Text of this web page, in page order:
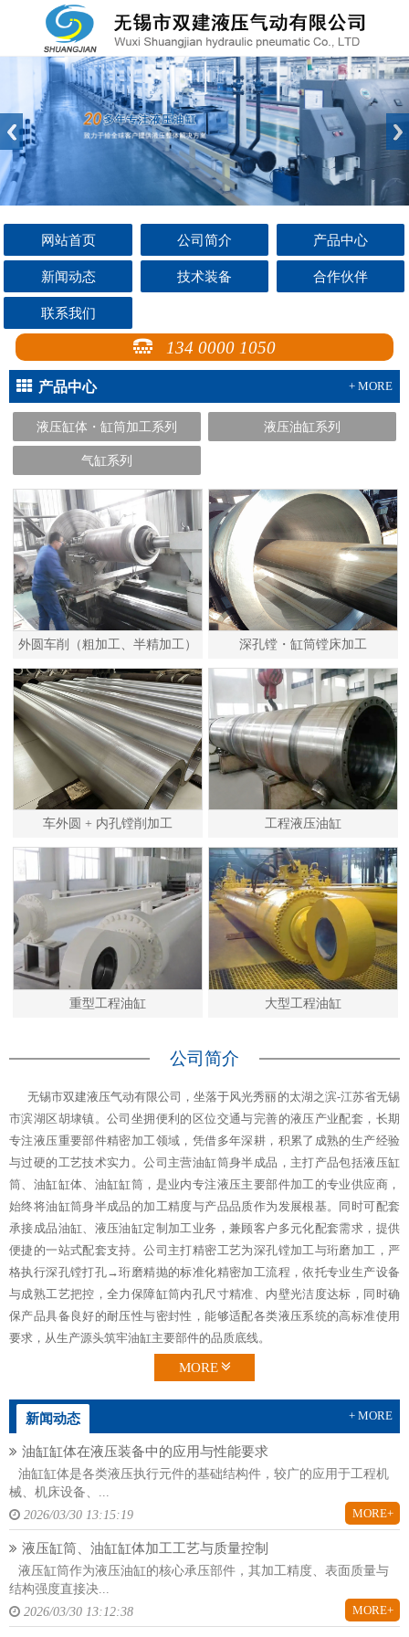
网站首页 公司简介 产品中心
新闻动态 技术装备 合作伙伴
联系我们
134 0000 1050
产品中心 + MORE
液压缸体・缸筒加工系列 液压油缸系列
气缸系列
外圆车削（粗加工、半精加工） 深孔镗・缸筒镗床加工
车外圆 + 内孔镗削加工 工程液压油缸
重型工程油缸 大型工程油缸
公司简介
无锡市双建液压气动有限公司，坐落于风光秀丽的太湖之滨-江苏省无锡
市滨湖区胡埭镇。公司坐拥便利的区位交通与完善的液压产业配套，长期
专注液压重要部件精密加工领域，凭借多年深耕，积累了成熟的生产经验
与过硬的工艺技术实力。公司主营油缸筒身半成品，主打产品包括液压缸
筒、油缸缸体、油缸缸筒，是业内专注液压主要部件加工的专业供应商，
始终将油缸筒身半成品的加工精度与产品品质作为发展根基。同时可配套
承接成品油缸、液压油缸定制加工业务，兼顾客户多元化配套需求，提供
便捷的一站式配套支持。公司主打精密工艺为深孔镗加工与珩磨加工，严
格执行深孔镗打孔→珩磨精抛的标准化精密加工流程，依托专业生产设备
与成熟工艺把控，全力保障缸筒内孔尺寸精准、内壁光洁度达标，同时确
保产品具备良好的耐压性与密封性，能够适配各类液压系统的高标准使用
要求，从生产源头筑牢油缸主要部件的品质底线。
MORE
新闻动态 + MORE
油缸缸体在液压装备中的应用与性能要求
油缸缸体是各类液压执行元件的基础结构件，较广的应用于工程机
械、机床设备、...
2026/03/30 13:15:19
MORE+
液压缸筒、油缸缸体加工工艺与质量控制
液压缸筒作为液压油缸的核心承压部件，其加工精度、表面质量与
结构强度直接决...
2026/03/30 13:12:38
MORE+